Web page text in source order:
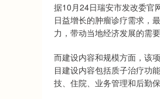
据10月24日瑞安市发改委官
日益增长的肿瘤诊疗需求，
力，带动当地经济发展的需
而建设内容和规模方面，该
目建设内容包括质子治疗功
技、住院、业务管理和后勤